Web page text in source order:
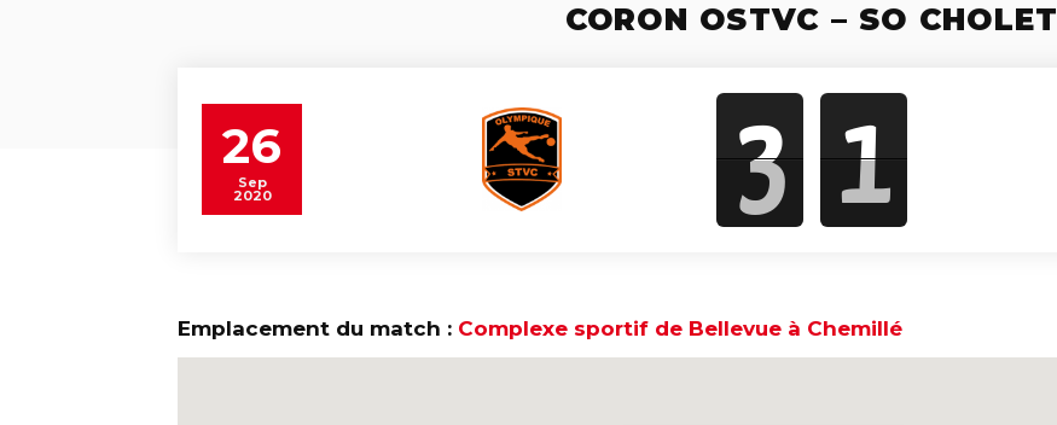
CORON OSTVC – SO CHOLET
26
Sep
2020 3 1
Emplacement du match : Complexe sportif de Bellevue à Chemillé